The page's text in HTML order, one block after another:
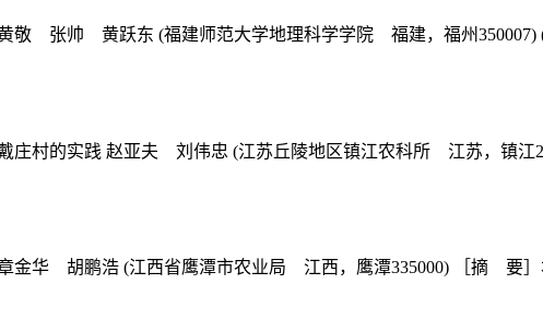
敬 张帅 黄跃东 (福建师范大学地理科学学院 福建，福州
庄村的实践 赵亚夫 刘伟忠 (江苏丘陵地区镇江农科所 江苏，镇江
金华 胡鹏浩 (江西省鹰潭市农业局 江西，鹰潭335000) ［摘 要］